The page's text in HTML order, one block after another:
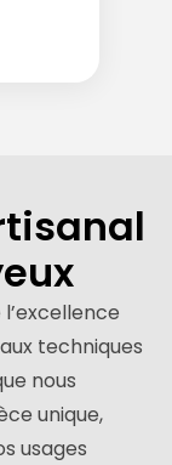
l’excellence
techniques
nous
unique,
usages